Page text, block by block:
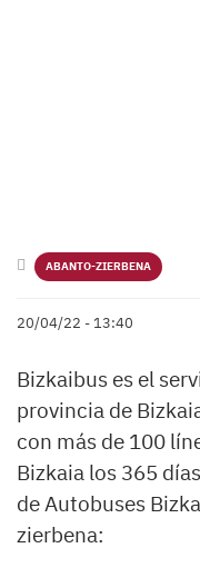
ABANTO-ZIERBENA
20/04/22 - 13:40
Bizkaibus es el
provincia de
con más de 100
Bizkaia los 365
de Autobuses
zierbena: